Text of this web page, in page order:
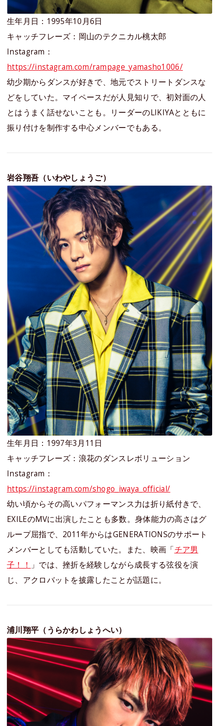
生年月日：1995年10月6日
キャッチフレーズ：岡山のテクニカル桃太郎
Instagram：
https://instagram.com/rampage_yamasho1006/
幼少期からダンスが好きで、地元でストリートダンスな
どをしていた。マイペースだが人見知りで、初対面の人
とはうまく話せないことも。リーダーのLIKIYAとともに
振り付けを制作する中心メンバーでもある。
岩谷翔吾（いわやしょうご）
生年月日：1997年3月11日
キャッチフレーズ：浪花のダンスレボリューション
Instagram：
https://instagram.com/shogo_iwaya_official/
幼い頃からその高いパフォーマンス力は折り紙付きで、
EXILEのMVに出演したことも多数。身体能力の高さはグ
ループ屈指で、2011年からはGENERATIONSのサポート
メンバーとしても活動していた。また、映画「チア男
子！！ 」では、挫折を経験しながら成長する弦役を演
じ、アクロバットを披露したことが話題に。
浦川翔平（うらかわしょうへい）